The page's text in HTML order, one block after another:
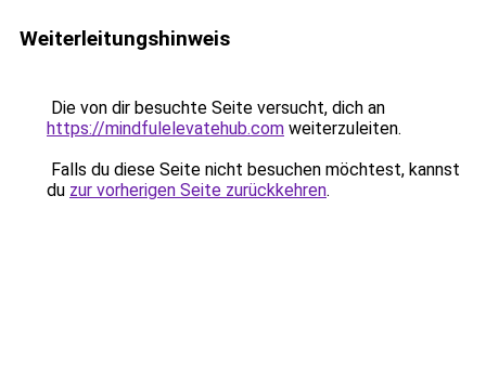
Weiterleitungshinweis
Die von dir besuchte Seite versucht, dich an
https://mindfulelevatehub.com weiterzuleiten.
Falls du diese Seite nicht besuchen möchtest, kannst
du zur vorherigen Seite zurückkehren.